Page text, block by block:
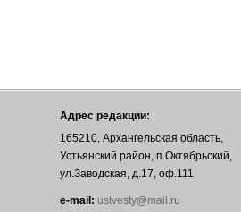
Адрес редакции:
165210, Архангельская область,
Устьянский район, п.Октябрьский,
ул.Заводская, д.17, оф.111
е-mail: ustvesty@mail.ru